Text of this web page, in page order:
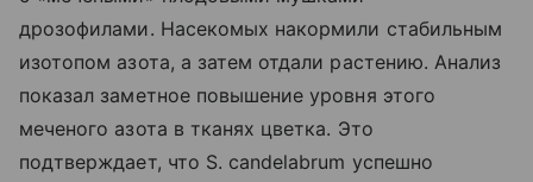
дрозофилами. Насекомых накормили стабильным
изотопом азота, а затем отдали растению. Анализ
показал заметное повышение уровня этого
меченого азота в тканях цветка. Это
подтверждает, что S. candelabrum успешно